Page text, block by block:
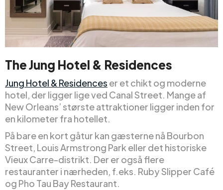
The Jung Hotel & Residences
Jung Hotel & Residences er et chikt og moderne
hotel, der ligger lige ved Canal Street. Mange af
New Orleans’ største attraktioner ligger inden for
en kilometer fra hotellet.
På bare en kort gåtur kan gæsterne nå Bourbon
Street, Louis Armstrong Park eller det historiske
Vieux Carre-distrikt. Der er også flere
restauranter i nærheden, f.eks. Ruby Slipper Café
og Pho Tau Bay Restaurant.